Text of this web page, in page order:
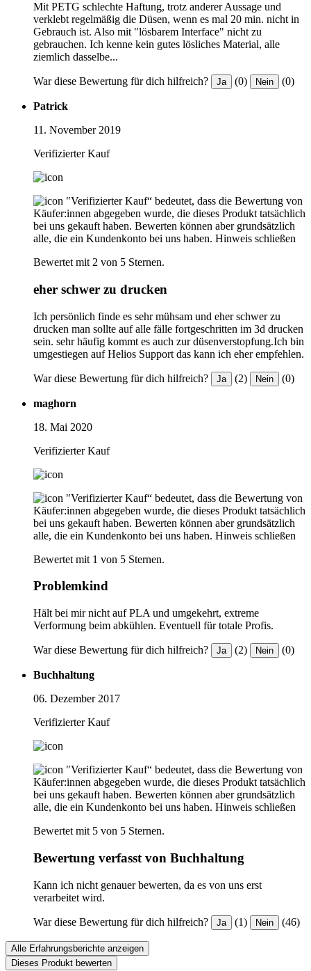
Mit PETG schlechte Haftung, trotz anderer Aussage und
verklebt regelmäßig die Düsen, wenn es mal 20 min. nicht in
Gebrauch ist. Also mit "lösbarem Interface" nicht zu
gebrauchen. Ich kenne kein gutes lösliches Material, alle
ziemlich dasselbe...
War diese Bewertung für dich hilfreich? Ja (0) Nein (0)
Patrick
11. November 2019
Verifizierter Kauf
"Verifizierter Kauf“ bedeutet, dass die Bewertung von
Käufer:innen abgegeben wurde, die dieses Produkt tatsächlich
bei uns gekauft haben. Bewerten können aber grundsätzlich
alle, die ein Kundenkonto bei uns haben. Hinweis schließen
Bewertet mit 2 von 5 Sternen.
eher schwer zu drucken
Ich persönlich finde es sehr mühsam und eher schwer zu
drucken man sollte auf alle fälle fortgeschritten im 3d drucken
sein. sehr häufig kommt es auch zur düsenverstopfung.Ich bin
umgestiegen auf Helios Support das kann ich eher empfehlen.
War diese Bewertung für dich hilfreich? Ja (2) Nein (0)
maghorn
18. Mai 2020
Verifizierter Kauf
"Verifizierter Kauf“ bedeutet, dass die Bewertung von
Käufer:innen abgegeben wurde, die dieses Produkt tatsächlich
bei uns gekauft haben. Bewerten können aber grundsätzlich
alle, die ein Kundenkonto bei uns haben. Hinweis schließen
Bewertet mit 1 von 5 Sternen.
Problemkind
Hält bei mir nicht auf PLA und umgekehrt, extreme
Verformung beim abkühlen. Eventuell für totale Profis.
War diese Bewertung für dich hilfreich? Ja (2) Nein (0)
Buchhaltung
06. Dezember 2017
Verifizierter Kauf
"Verifizierter Kauf“ bedeutet, dass die Bewertung von
Käufer:innen abgegeben wurde, die dieses Produkt tatsächlich
bei uns gekauft haben. Bewerten können aber grundsätzlich
alle, die ein Kundenkonto bei uns haben. Hinweis schließen
Bewertet mit 5 von 5 Sternen.
Bewertung verfasst von Buchhaltung
Kann ich nicht genauer bewerten, da es von uns erst
verarbeitet wird.
War diese Bewertung für dich hilfreich? Ja (1) Nein (46)
Alle Erfahrungsberichte anzeigen
Dieses Produkt bewerten